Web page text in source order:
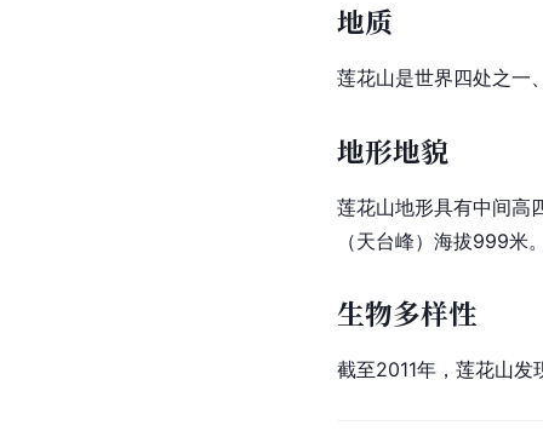
地质
莲花山是世界四处之一
地形地貌
莲花山地形具有中间高
（天台峰）海拔999米
生物多样性
截至2011年，莲花山发